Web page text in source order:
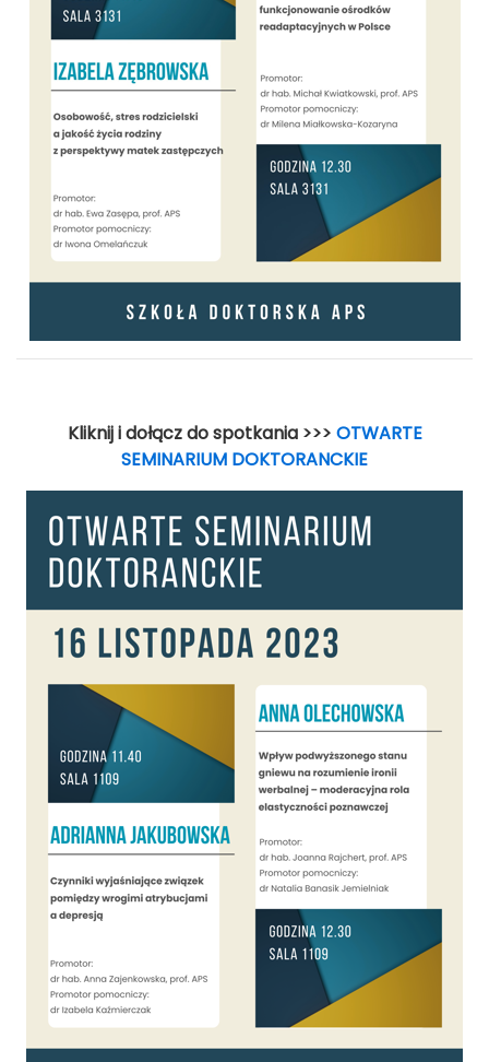
Kliknij i dołącz do spotkania >>> OTWARTE
SEMINARIUM DOKTORANCKIE